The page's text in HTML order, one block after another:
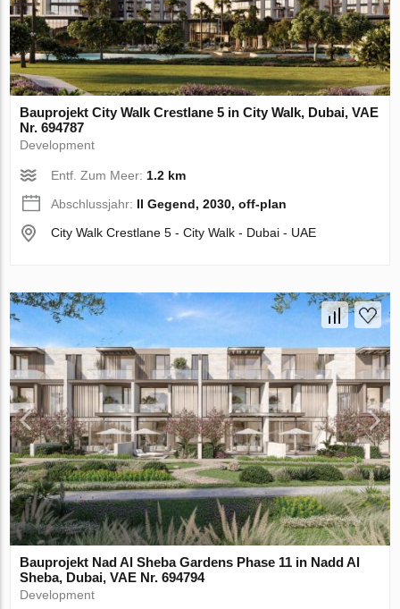
Bauprojekt City Walk Crestlane 5 in City Walk, Dubai, VAE
Nr. 694787
Development
Entf. Zum Meer: 1.2 km
Abschlussjahr: II Gegend, 2030, off-plan
City Walk Crestlane 5 - City Walk - Dubai - UAE
Bauprojekt Nad Al Sheba Gardens Phase 11 in Nadd Al
Sheba, Dubai, VAE Nr. 694794
Development